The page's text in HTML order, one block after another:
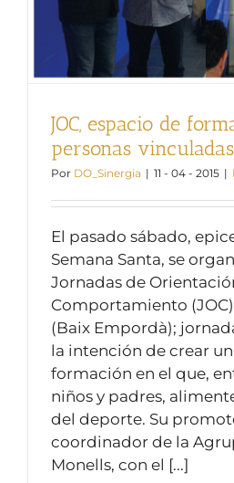
JOC, espacio de
personas
Por DO_Sinergia | 11 - 04 - 2015 |
El pasado sábado,
Semana Santa, se
Jornadas de
Comportamiento
(Baix Empordà);
la intención de crear
formación en el que,
niños y padres,
del deporte. Su
coordinador de la
Monells, con el [...]